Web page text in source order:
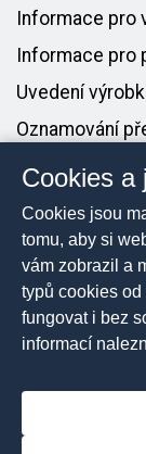
Informace pro
Informace pro
Uvedení
Oznamování
PRO MÉDIA
Tiskové zprávy
Kontakt pro
Cookies a
Cookies jsou
tomu, aby si
vám zobrazil a
typů cookies
fungovat i bez
informací